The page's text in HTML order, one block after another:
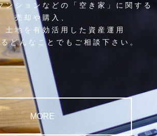
ンションなどの「空き家」に関する
売却や購入、
土地を有効活用した資産運用
どんなことでもご相談下さい。
MORE